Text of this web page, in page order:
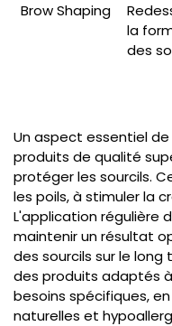
Brow Shaping
la
des
Un aspect essentiel
produits de qualité
protéger les sourcils.
les poils, à stimuler la
L'application régulière
maintenir un résultat
des sourcils sur le
des produits adaptés
besoins spécifiques,
naturelles et